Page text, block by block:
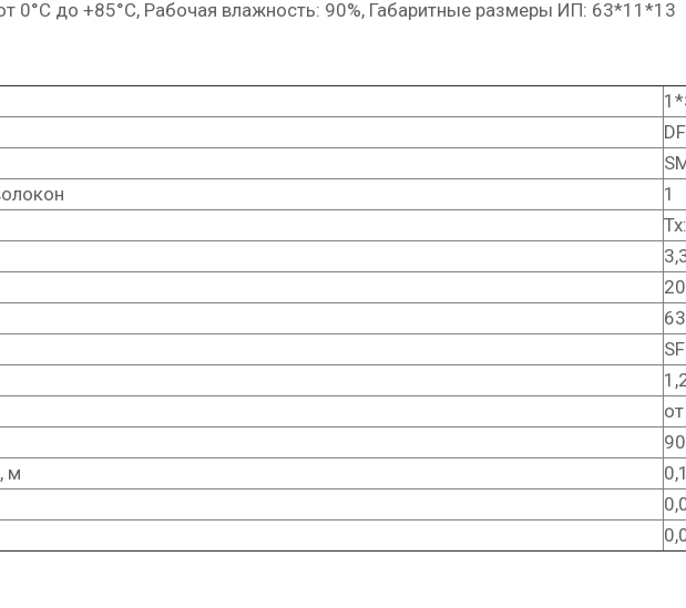
0°C до +85°C, Рабочая влажность: 90%, Габаритные размеры ИП: 63*11*13
1
м